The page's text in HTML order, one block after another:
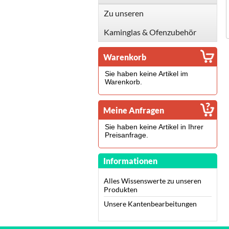
Zu unseren
Kaminglas & Ofenzubehör
Warenkorb
Sie haben keine Artikel im
Warenkorb.
Meine Anfragen
Sie haben keine Artikel in Ihrer
Preisanfrage.
Informationen
Alles Wissenswerte zu unseren
Produkten
Unsere Kantenbearbeitungen